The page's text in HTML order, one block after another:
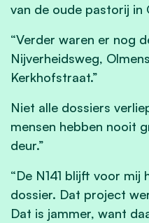
van de oude pastorij in
“Verder waren er nog
Nijverheidsweg,
Kerkhofstraat.”
Niet alle dossiers
mensen hebben nooit
deur.”
“De N141 blijft voor
dossier. Dat project
Dat is jammer, want